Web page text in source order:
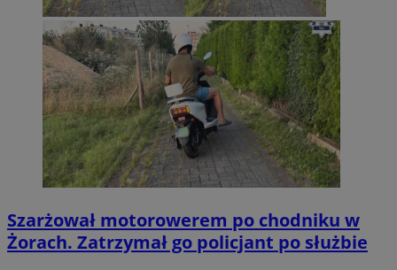
Szarżował motorowerem po chodniku w
Żorach. Zatrzymał go policjant po służbie